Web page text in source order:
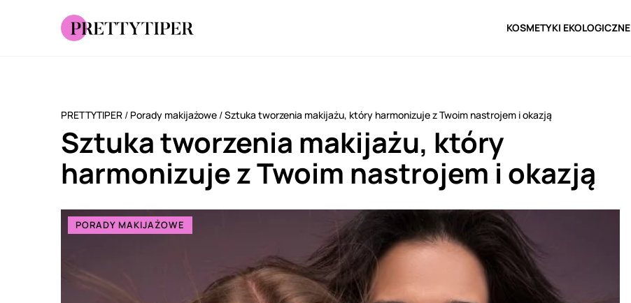
KOSMETYKI EKOLOGICZNE
PRETTYTIPER / Porady makijażowe /Sztuka tworzenia makijażu, który harmonizuje z Twoim nastrojem i okazją
Sztuka tworzenia makijażu, który
harmonizuje z Twoim nastrojem i okazją
PORADY MAKIJAŻOWE